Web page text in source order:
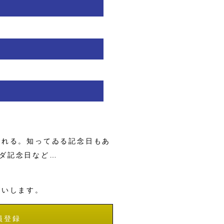
る。知ってゐる記念日もあ
記念日など…
します。
登録